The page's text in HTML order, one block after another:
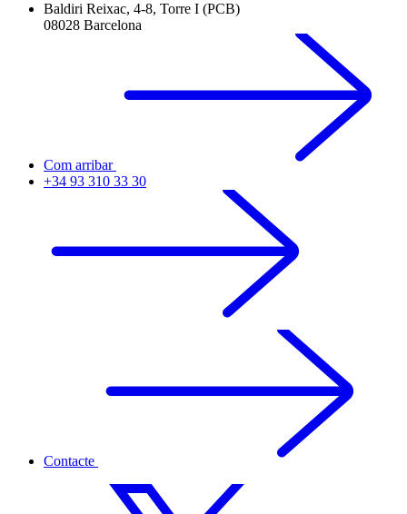
Baldiri Reixac, 4-8, Torre I (PCB)
08028 Barcelona
Com arribar
+34 93 310 33 30
Contacte